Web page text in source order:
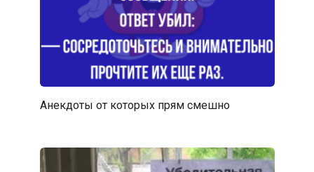
Анекдоты от которых прям смешно